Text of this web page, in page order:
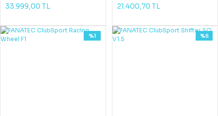
33.999,00 TL 21.400,70 TL
%1 %5